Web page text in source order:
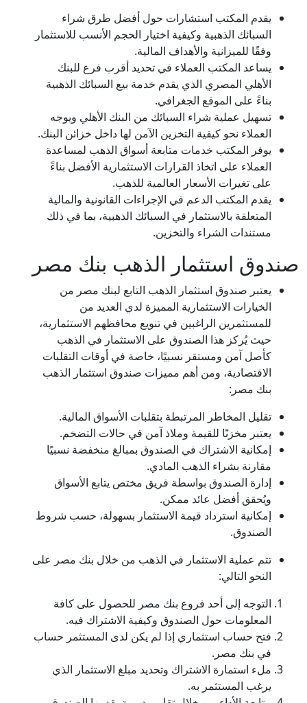
يقدم المكتب استشارات حول أفضل طرق شراء
السبائك الذهبية وكيفية اختيار الحجم الأنسب للاستثمار
وفقًا للميزانية والأهداف المالية.
يساعد المكتب العملاء في تحديد أقرب فرع للبنك
الأهلي المصري الذي يقدم خدمة بيع السبائك الذهبية
بناءً على الموقع الجغرافي.
تسهيل عملية شراء السبائك من البنك الأهلي ويوجه
العملاء نحو كيفية التخزين الآمن لها داخل خزائن البنك.
يوفر المكتب خدمات متابعة أسواق الذهب لمساعدة
العملاء على اتخاذ القرارات الاستثمارية الأفضل بناءً
على تغيرات الأسعار العالمية للذهب.
يقدم المكتب الدعم في الإجراءات القانونية والمالية
المتعلقة بالاستثمار في السبائك الذهبية، بما في ذلك
مستندات الشراء والتخزين.
صندوق استثمار الذهب بنك مصر
يعتبر صندوق استثمار الذهب التابع لبنك مصر من
الخيارات الاستثمارية المميزة لدي العديد من
للمستثمرين الراغبين في تنويع محافظهم الاستثمارية،
حيث يُركز هذا الصندوق على الاستثمار في الذهب
كأصل آمن ومستقر نسبيًا، خاصة في أوقات التقلبات
الاقتصادية، ومن أهم مميزات صندوق استثمار الذهب
بنك مصر:
تقليل المخاطر المرتبطة بتقلبات الأسواق المالية.
يعتبر مخزنًا للقيمة وملاذ آمن في حالات التضخم.
إمكانية الاشتراك في الصندوق بمبالغ منخفضة نسبيًا
مقارنة بشراء الذهب المادي.
إدارة الصندوق بواسطة فريق مختص يتابع الأسواق
ويُحقق أفضل عائد ممكن.
إمكانية استرداد قيمة الاستثمار بسهولة، حسب شروط
الصندوق.
تتم عملية الاستثمار في الذهب من خلال بنك مصر على
النحو التالي:
التوجه إلى أحد فروع بنك مصر للحصول على كافة
المعلومات حول الصندوق وكيفية الاشتراك فيه.
فتح حساب استثماري إذا لم يكن لدى المستثمر حساب
في بنك مصر.
ملء استمارة الاشتراك وتحديد مبلغ الاستثمار الذي
يرغب المستثمر به.